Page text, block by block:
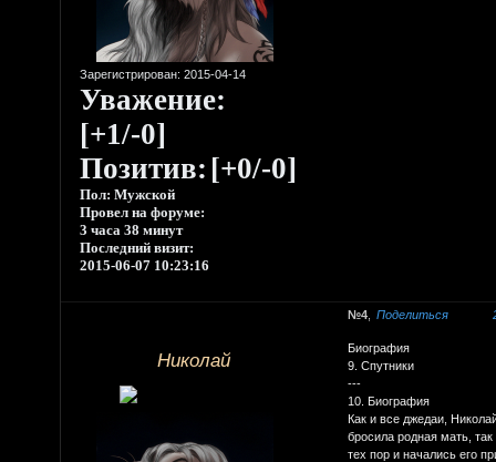
Зарегистрирован: 2015-04-14
Уважение:
[+1/-0]
Позитив: [+0/-0]
Пол: Мужской
Провел на форуме:
3 часа 38 минут
Последний визит:
2015-06-07 10:23:16
Поделиться
4
Николай
Биография
9. Спутники
---
10. Биография
Как и все джедаи,
бросила родная мать,
тех пор и начались его